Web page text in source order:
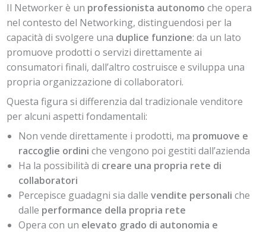
Il Networker è un professionista autonomo che opera
nel contesto del Networking, distinguendosi per la
capacità di svolgere una duplice funzione: da un lato
promuove prodotti o servizi direttamente ai
consumatori finali, dall’altro costruisce e sviluppa una
propria organizzazione di collaboratori.
Questa figura si differenzia dal tradizionale venditore
per alcuni aspetti fondamentali:
Non vende direttamente i prodotti, ma promuove e
raccoglie ordini che vengono poi gestiti dall’azienda
Ha la possibilità di creare una propria rete di
collaboratori
Percepisce guadagni sia dalle vendite personali che
dalle performance della propria rete
Opera con un elevato grado di autonomia e